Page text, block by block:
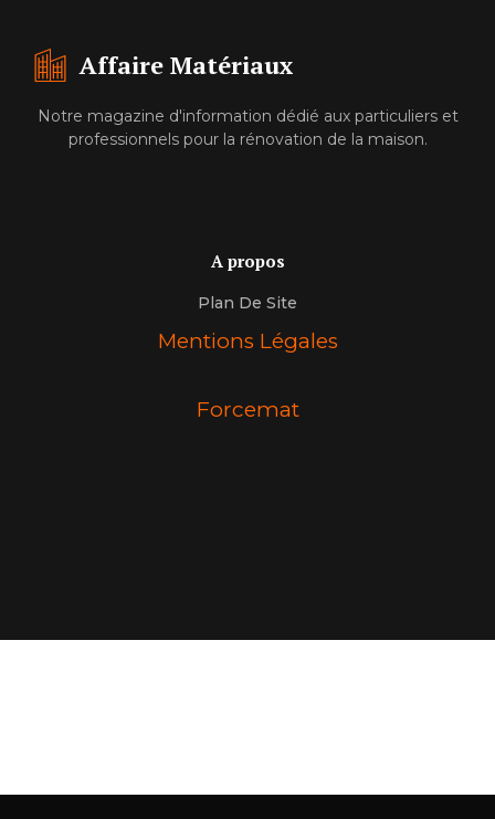
Affaire Matériaux
Notre magazine d'information dédié aux particuliers et
professionnels pour la rénovation de la maison.
A propos
Plan De Site
Mentions Légales
Forcemat